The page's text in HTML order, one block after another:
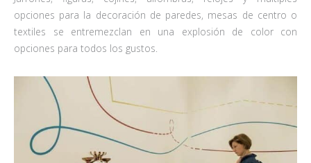
opciones para la decoración de paredes, mesas de centro o
textiles se entremezclan en una explosión de color con
opciones para todos los gustos.